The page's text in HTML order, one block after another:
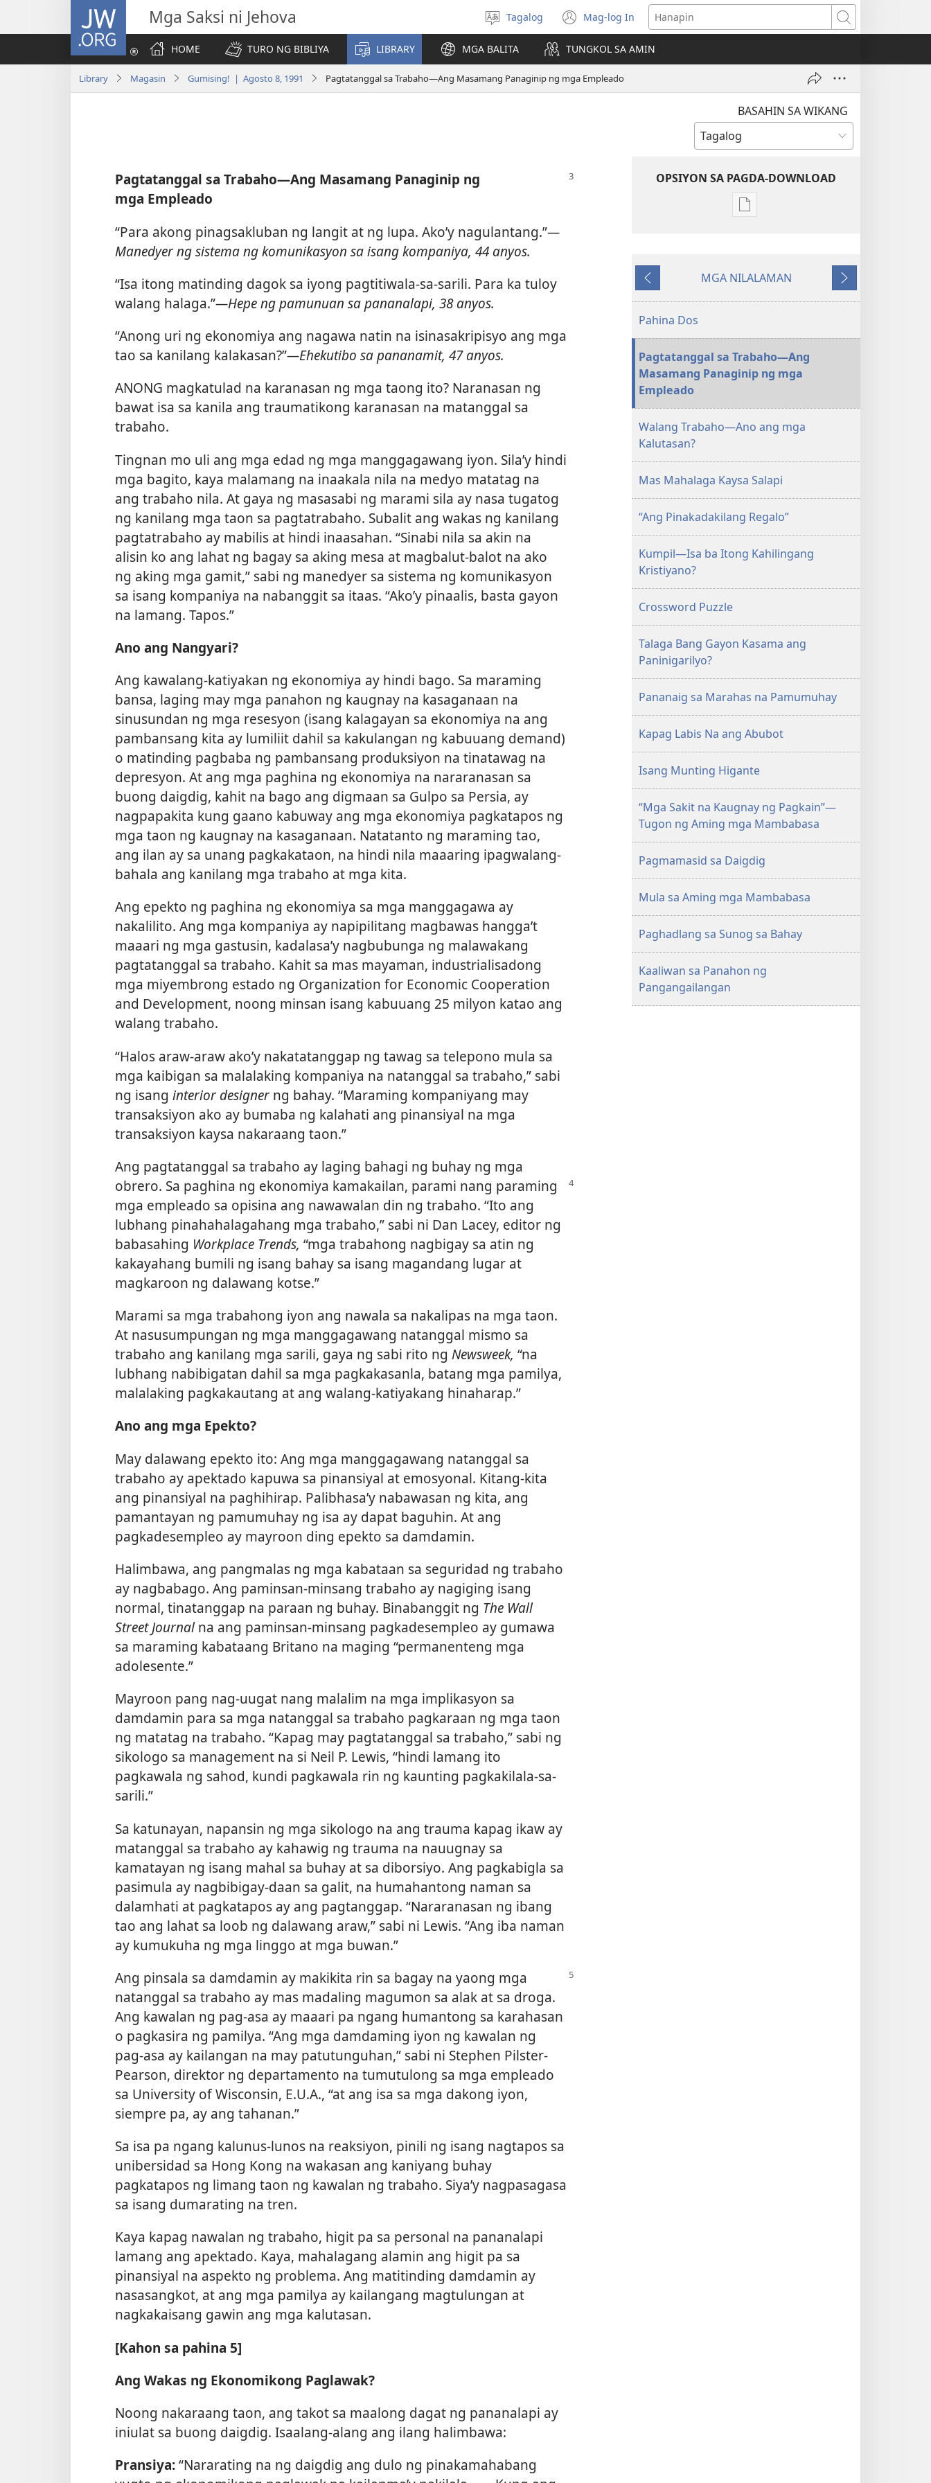
JW.ORG Mga Saksi ni Jehova
Pumili
ng
wika
Tagalog Mag-log In
(may
bubukas
na
bagong
window)
Hanapin
HOME
TURO NG BIBLIYA LIBRARY MGA BALITA TUNGKOL SA AMIN
Library Magasin Gumising! | Agosto 8, 1991 Pagtatanggal sa Trabaho—Ang Masamang Panaginip ng mga Empleado
BASAHIN SA WIKANG
Pagtatanggal sa Trabaho​—Ang Masamang Panaginip ng
mga Empleado
“Para akong pinagsakluban ng langit at ng lupa. Ako’y nagulantang.”​—
Manedyer ng sistema ng komunikasyon sa isang kompaniya, 44 anyos.
“Isa itong matinding dagok sa iyong pagtitiwala-sa-sarili. Para ka tuloy
walang halaga.”​—Hepe ng pamunuan sa pananalapi, 38 anyos.
“Anong uri ng ekonomiya ang nagawa natin na isinasakripisyo ang mga
tao sa kanilang kalakasan?”​—Ehekutibo sa pananamit, 47 anyos.
ANONG magkatulad na karanasan ng mga taong ito? Naranasan ng
bawat isa sa kanila ang traumatikong karanasan na matanggal sa
trabaho.
Tingnan mo uli ang mga edad ng mga manggagawang iyon. Sila’y hindi
mga bagito, kaya malamang na inaakala nila na medyo matatag na
ang trabaho nila. At gaya ng masasabi ng marami sila ay nasa tugatog
ng kanilang mga taon sa pagtatrabaho. Subalit ang wakas ng kanilang
pagtatrabaho ay mabilis at hindi inaasahan. “Sinabi nila sa akin na
alisin ko ang lahat ng bagay sa aking mesa at magbalut-balot na ako
ng aking mga gamit,” sabi ng manedyer sa sistema ng komunikasyon
sa isang kompaniya na nabanggit sa itaas. “Ako’y pinaalis, basta gayon
na lamang. Tapos.”
Ano ang Nangyari?
Ang kawalang-katiyakan ng ekonomiya ay hindi bago. Sa maraming
bansa, laging may mga panahon ng kaugnay na kasaganaan na
sinusundan ng mga resesyon (isang kalagayan sa ekonomiya na ang
pambansang kita ay lumiliit dahil sa kakulangan ng kabuuang demand)
o matinding pagbaba ng pambansang produksiyon na tinatawag na
depresyon. At ang mga paghina ng ekonomiya na nararanasan sa
buong daigdig, kahit na bago ang digmaan sa Gulpo sa Persia, ay
nagpapakita kung gaano kabuway ang mga ekonomiya pagkatapos ng
mga taon ng kaugnay na kasaganaan. Natatanto ng maraming tao,
ang ilan ay sa unang pagkakataon, na hindi nila maaaring ipagwalang-
bahala ang kanilang mga trabaho at mga kita.
Ang epekto ng paghina ng ekonomiya sa mga manggagawa ay
nakalilito. Ang mga kompaniya ay napipilitang magbawas hangga’t
maaari ng mga gastusin, kadalasa’y nagbubunga ng malawakang
pagtatanggal sa trabaho. Kahit sa mas mayaman, industrialisadong
mga miyembrong estado ng Organization for Economic Cooperation
and Development, noong minsan isang kabuuang 25 milyon katao ang
walang trabaho.
“Halos araw-araw ako’y nakatatanggap ng tawag sa telepono mula sa
mga kaibigan sa malalaking kompaniya na natanggal sa trabaho,” sabi
ng isang interior designer ng bahay. “Maraming kompaniyang may
transaksiyon ako ay bumaba ng kalahati ang pinansiyal na mga
transaksiyon kaysa nakaraang taon.”
Ang pagtatanggal sa trabaho ay laging bahagi ng buhay ng mga
obrero. Sa paghina ng ekonomiya kamakailan, parami nang paraming
mga empleado sa opisina ang nawawalan din ng trabaho. “Ito ang
lubhang pinahahalagahang mga trabaho,” sabi ni Dan Lacey, editor ng
babasahing Workplace Trends, “mga trabahong nagbigay sa atin ng
kakayahang bumili ng isang bahay sa isang magandang lugar at
magkaroon ng dalawang kotse.”
Marami sa mga trabahong iyon ang nawala sa nakalipas na mga taon.
At nasusumpungan ng mga manggagawang natanggal mismo sa
trabaho ang kanilang mga sarili, gaya ng sabi rito ng Newsweek, “na
lubhang nabibigatan dahil sa mga pagkakasanla, batang mga pamilya,
malalaking pagkakautang at ang walang-katiyakang hinaharap.”
Ano ang mga Epekto?
May dalawang epekto ito: Ang mga manggagawang natanggal sa
trabaho ay apektado kapuwa sa pinansiyal at emosyonal. Kitang-kita
ang pinansiyal na paghihirap. Palibhasa’y nabawasan ng kita, ang
pamantayan ng pamumuhay ng isa ay dapat baguhin. At ang
pagkadesempleo ay mayroon ding epekto sa damdamin.
Halimbawa, ang pangmalas ng mga kabataan sa seguridad ng trabaho
ay nagbabago. Ang paminsan-minsang trabaho ay nagiging isang
normal, tinatanggap na paraan ng buhay. Binabanggit ng The Wall
Street Journalna ang paminsan-minsang pagkadesempleo ay gumawa
sa maraming kabataang Britano na maging “permanenteng mga
adolesente.”
Mayroon pang nag-uugat nang malalim na mga implikasyon sa
damdamin para sa mga natanggal sa trabaho pagkaraan ng mga taon
ng matatag na trabaho. “Kapag may pagtatanggal sa trabaho,” sabi ng
sikologo sa management na si Neil P. Lewis, “hindi lamang ito
pagkawala ng sahod, kundi pagkawala rin ng kaunting pagkakilala-sa-
sarili.”
Sa katunayan, napansin ng mga sikologo na ang trauma kapag ikaw ay
matanggal sa trabaho ay kahawig ng trauma na nauugnay sa
kamatayan ng isang mahal sa buhay at sa diborsiyo. Ang pagkabigla sa
pasimula ay nagbibigay-daan sa galit, na humahantong naman sa
dalamhati at pagkatapos ay ang pagtanggap. “Nararanasan ng ibang
tao ang lahat sa loob ng dalawang araw,” sabi ni Lewis. “Ang iba naman
ay kumukuha ng mga linggo at mga buwan.”
Ang pinsala sa damdamin ay makikita rin sa bagay na yaong mga
natanggal sa trabaho ay mas madaling magumon sa alak at sa droga.
Ang kawalan ng pag-asa ay maaari pa ngang humantong sa karahasan
o pagkasira ng pamilya. “Ang mga damdaming iyon ng kawalan ng
pag-asa ay kailangan na may patutunguhan,” sabi ni Stephen Pilster-
Pearson, direktor ng departamento na tumutulong sa mga empleado
sa University of Wisconsin, E.U.A., “at ang isa sa mga dakong iyon,
siempre pa, ay ang tahanan.”
Sa isa pa ngang kalunus-lunos na reaksiyon, pinili ng isang nagtapos sa
unibersidad sa Hong Kong na wakasan ang kaniyang buhay
pagkatapos ng limang taon ng kawalan ng trabaho. Siya’y nagpasagasa
sa isang dumarating na tren.
Kaya kapag nawalan ng trabaho, higit pa sa personal na pananalapi
lamang ang apektado. Kaya, mahalagang alamin ang higit pa sa
pinansiyal na aspekto ng problema. Ang matitinding damdamin ay
nasasangkot, at ang mga pamilya ay kailangang magtulungan at
nagkakaisang gawin ang mga kalutasan.
[Kahon sa pahina 5]
Ang Wakas ng Ekonomikong Paglawak?
Noong nakaraang taon, ang takot sa maalong dagat ng pananalapi ay
iniulat sa buong daigdig. Isaalang-alang ang ilang halimbawa:
Pransiya:“Nararating na ng daigdig ang dulo ng pinakamahabang
OPSIYON SA PAGDA-DOWNLOAD
Opsiyon
ng
Nauna
MGA NILALAMAN
Susunod
Pahina Dos
Pagtatanggal sa Trabaho—Ang
Masamang Panaginip ng mga
Empleado
Walang Trabaho—Ano ang mga
Kalutasan?
Mas Mahalaga Kaysa Salapi
“Ang Pinakadakilang Regalo”
Kumpil—Isa ba Itong Kahilingang
Kristiyano?
Crossword Puzzle
Talaga Bang Gayon Kasama ang
Paninigarilyo?
Pananaig sa Marahas na Pamumuhay
Kapag Labis Na ang Abubot
Isang Munting Higante
“Mga Sakit na Kaugnay ng Pagkain”—
Tugon ng Aming mga Mambabasa
Pagmamasid sa Daigdig
Mula sa Aming mga Mambabasa
Paghadlang sa Sunog sa Bahay
Kaaliwan sa Panahon ng
Pangangailangan